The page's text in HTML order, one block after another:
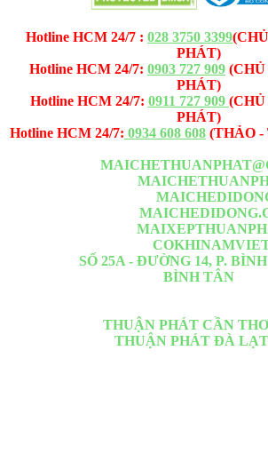
Hotline HCM 24/7 : 028 3750 3399
PHÁT)
Hotline HCM 24/7: 0903 727 909 (CHỦ
PHÁT)
Hotline HCM 24/7: 0911 727 909 (CHỦ
PHÁT)
Hotline HCM 24/7: 0934 608 608 (THẢO
SỐ 25A - ĐƯỜNG 14, P.
BÌNH TÂN
THUẬN PHÁT CẦN
THUẬN PHÁT ĐÀ